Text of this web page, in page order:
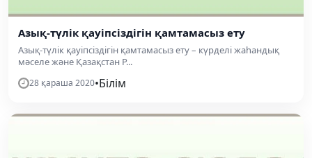
Азық-түлік қауіпсіздігін қамтамасыз ету
Азық-түлік қауіпсіздігін қамтамасыз ету – күрделі жаһандық
мәселе және Қазақстан Р...
28 қараша 2020•Білім